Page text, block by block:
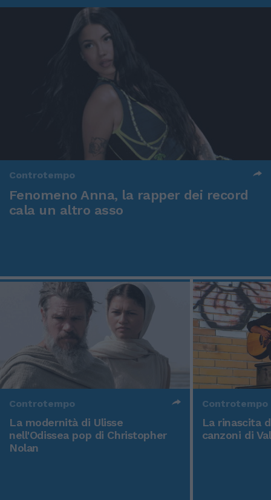
Controtempo
Fenomeno Anna, la rapper dei record
cala un altro asso
Controtempo
La modernità di Ulisse
nell'Odissea pop di Christopher
Nolan
Controtempo
La rinascita
canzoni di